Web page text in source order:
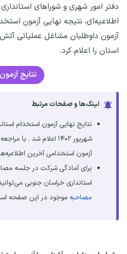
دفتر امور شهری و شوراهای
اطلاعیه‌ای، نتیجه نهایی آزمون
آزمون داوطلبان مشاغل عملیاتی
استان را اعلام کرد.
نتایج آزمون
لینک‌ها و صفحات مرتبط
شهریور ۱۴۰۲ اعلام شد .
آزمون استخدامی آخرین
برای آمادگی شرکت در جلسه
استانداری خراسان جنوبی
مصاحبه موجود در این صفحه